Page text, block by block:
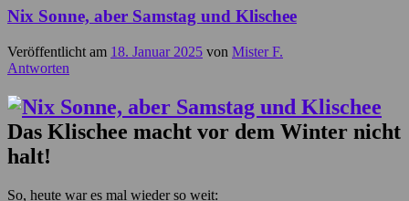
Nix Sonne, aber Samstag und Klischee
Veröffentlicht am 18. Januar 2025 von Mister F.
Antworten
Das Klischee macht vor dem Winter nicht
halt!
So, heute war es mal wieder so weit: